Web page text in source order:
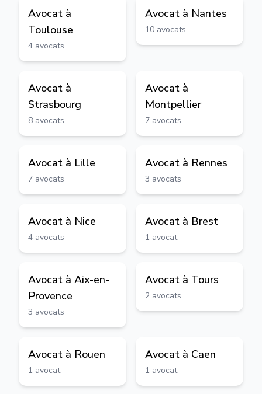
Avocat à
Toulouse
4 avocats
Avocat à Nantes
10 avocats
Avocat à
Strasbourg
8 avocats
Avocat à
Montpellier
7 avocats
Avocat à Lille
7 avocats
Avocat à Rennes
3 avocats
Avocat à Nice
4 avocats
Avocat à Brest
1 avocat
Avocat à Aix-en-
Provence
3 avocats
Avocat à Tours
2 avocats
Avocat à Rouen
1 avocat
Avocat à Caen
1 avocat